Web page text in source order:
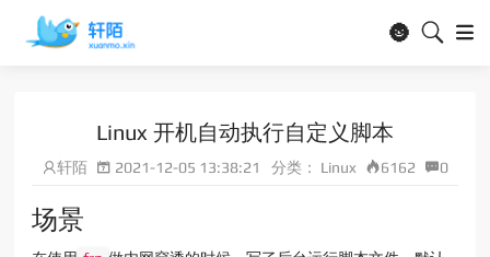
🌚
Linux 开机自动执行自定义脚本
轩陌 2021-12-05 13:38:21 分类： Linux 6162 0
场景